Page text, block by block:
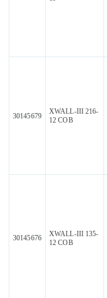
30145679
XWALL-III 216-
12 COB
30145676
XWALL-III 135-
12 COB